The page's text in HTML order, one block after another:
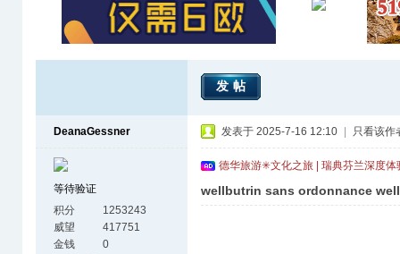
发帖
DeanaGessner
等待验证
积分
1253243
威望
417751
金钱
0
发表于 2025-7-16 12:10 只看该作
德华旅游✳文化之旅 | 瑞典芬兰深度
wellbutrin sans ordonnance